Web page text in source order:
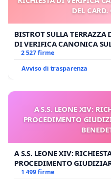
DEL
BISTROT SULLA TERRAZZA
DI VERIFICA CANONICA
GAMBETTI
2 527 firme
Avviso di trasparenza
A S.S. LEONE XIV:
PROCEDIMENTO
A S.S. LEONE XIV:
PROCEDIMENTO
BENEDETTO XVI
1 499 firme